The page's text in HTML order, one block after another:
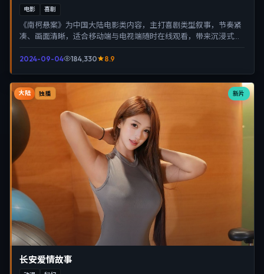
电影 喜剧
《南柯悬案》为中国大陆电影类内容，主打喜剧类型叙事，节奏紧
凑、画面清晰，适合移动端与电视端随时在线观看，带来沉浸式视
2024-09-04 184,330 8.9
新片
大陆 独播
长安爱情故事